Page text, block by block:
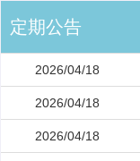
定期公告
2026/04/18
2026/04/18
2026/04/18